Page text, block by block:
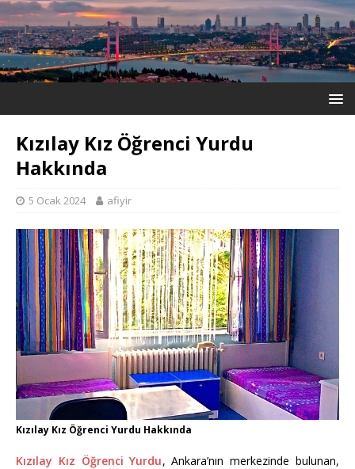
Kızılay Kız Öğrenci Yurdu
Hakkında
5 Ocak 2024 afiyir
Kızılay Kız Öğrenci Yurdu Hakkında
Kızılay Kız Öğrenci Yurdu, Ankara’nın merkezinde bulunan,